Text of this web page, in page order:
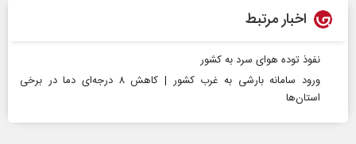
اخبار مرتبط
نفوذ توده هوای سرد به کشور
ورود سامانه بارشی به غرب کشور | کاهش ۸ درجه‌ای دما در برخی
استان‌ها